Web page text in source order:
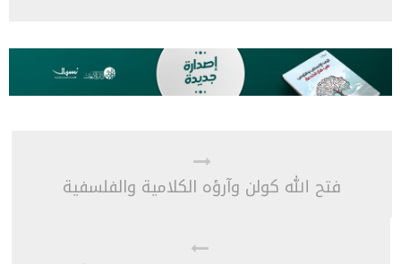
فتح الله كولن وآرؤه الكلامية والفلسفية